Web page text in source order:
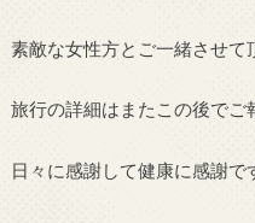
素敵な女性方とご一緒させて
旅行の詳細はまたこの後でご
日々に感謝して健康に感謝で